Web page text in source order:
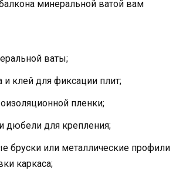
минеральной ватой вам
ваты;
и клей для фиксации плит;
пленки;
дюбели для крепления;
бруски или металлические профили
каркаса;